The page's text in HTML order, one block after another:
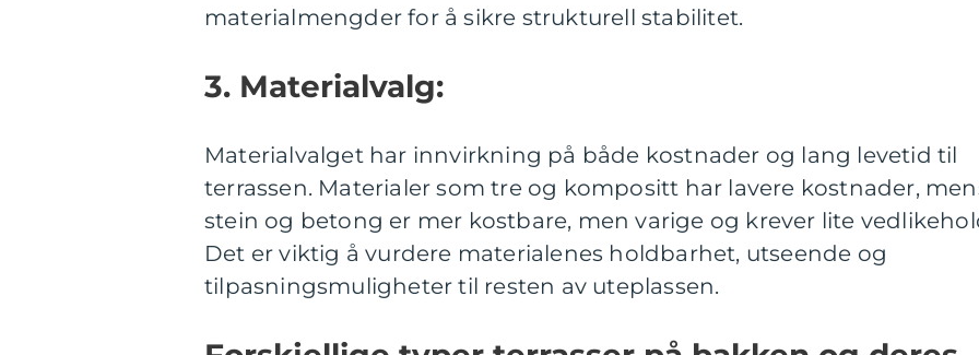
materialmengder for å sikre strukturell stabilitet.
3. Materialvalg:
Materialvalget har innvirkning på både kostnader og lang levetid til
terrassen. Materialer som tre og kompositt har lavere kostnader,
stein og betong er mer kostbare, men varige og krever lite
Det er viktig å vurdere materialenes holdbarhet, utseende og
tilpasningsmuligheter til resten av uteplassen.